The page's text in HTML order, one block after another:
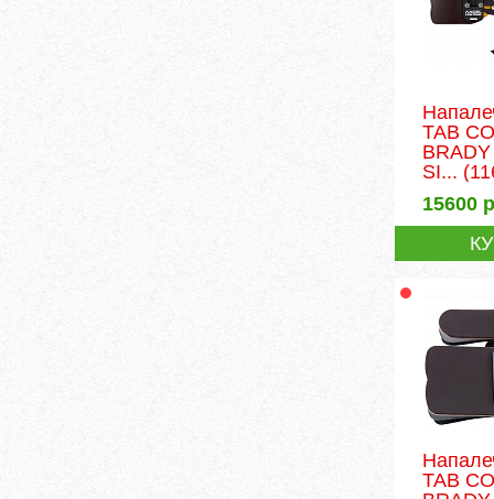
TAB
SI...
15600
TAB